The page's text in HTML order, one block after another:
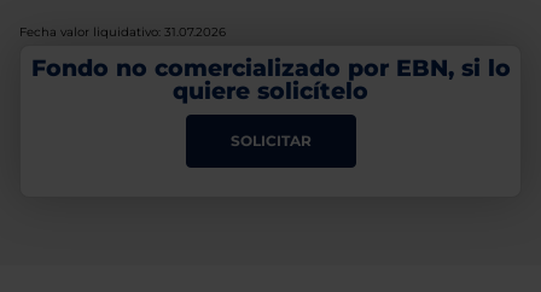
Fecha valor liquidativo: 31.07.2026
Fondo no comercializado por EBN, si lo
quiere solicítelo
SOLICITAR